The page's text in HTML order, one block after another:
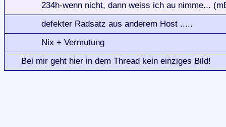
234h-wenn nicht, dann weiss ich au nimme...
defekter Radsatz aus anderem Host .....
Nix + Vermutung
Bei mir geht hier in dem Thread kein einziges Bild!